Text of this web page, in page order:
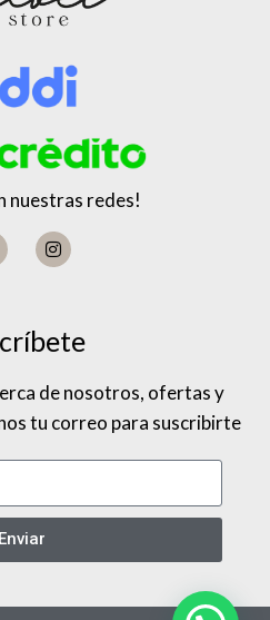
nuestras redes!
de nosotros, ofertas y
tu correo para suscribirte
Enviar